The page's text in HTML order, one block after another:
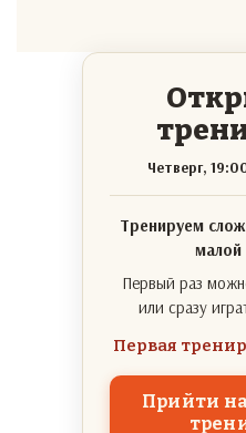
Четверг,
Тренируем
малой
Первый раз
или сразу
Первая
Прийти